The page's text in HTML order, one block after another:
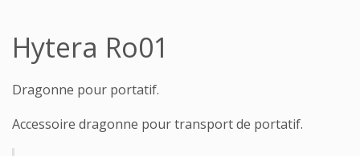
Hytera Ro01
Dragonne pour portatif.
Accessoire dragonne pour transport de portatif.